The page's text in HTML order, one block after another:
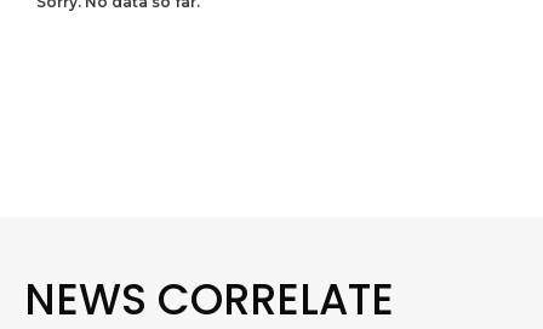
NEWS CORRELATE